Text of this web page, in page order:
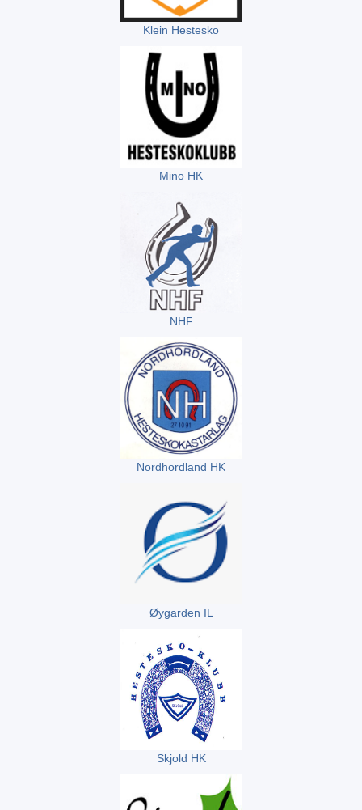
Klein Hestesko
Mino HK
NHF
Nordhordland HK
Øygarden IL
Skjold HK